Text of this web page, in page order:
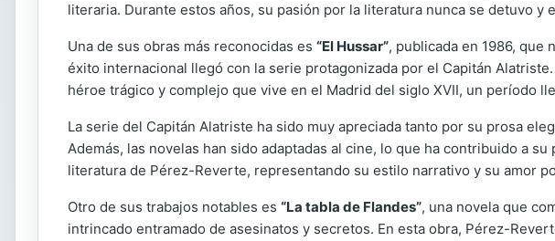
literaria. Durante estos años, su pasión por la literatura nunca se detuvo
Una de sus obras más reconocidas es “El Hussar”, publicada en 1986, que
éxito internacional llegó con la serie protagonizada por el Capitán
héroe trágico y complejo que vive en el Madrid del siglo XVII, un período
La serie del Capitán Alatriste ha sido muy apreciada tanto por su prosa
Además, las novelas han sido adaptadas al cine, lo que ha contribuido a
literatura de Pérez-Reverte, representando su estilo narrativo y su amor
Otro de sus trabajos notables es “La tabla de Flandes”, una novela que
intrincado entramado de asesinatos y secretos. En esta obra, Pérez-